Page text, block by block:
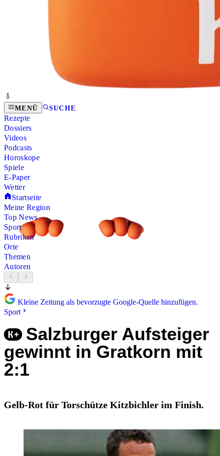
MENÜ SUCHE
Rezepte
Dossiers
Videos
Podcasts
Horoskope
Spiele
E-Paper
Wetter
Startseite
Meine Region
Top News
Sport
Rubriken
Orte
Themen
Autoren
Kleine Zeitung als bevorzugte Google-Quelle hinzufügen.
Sport
Salzburger Aufsteiger
gewinnt in Gratkorn mit
2:1
Gelb-Rot für Torschütze Kitzbichler im Finish.